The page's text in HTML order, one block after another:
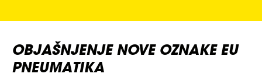
OBJAŠNJENJE NOVE OZNAKE EU
PNEUMATIKA